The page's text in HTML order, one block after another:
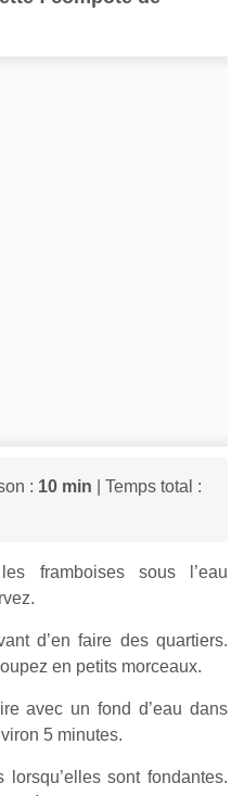
: 10 min | Temps total :
framboises sous l’eau
d’en faire des quartiers.
en petits morceaux.
avec un fond d’eau dans
5 minutes.
lorsqu’elles sont fondantes.